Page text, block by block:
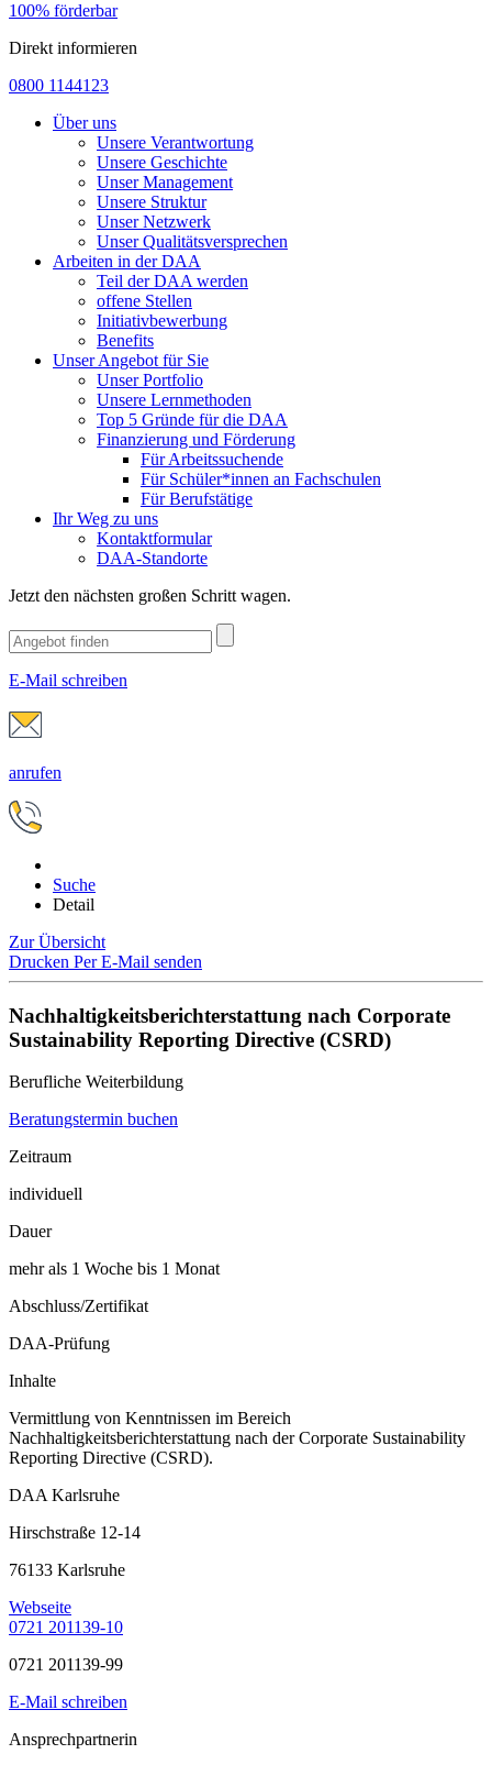
100% förderbar
Direkt informieren
0800 1144123
Über uns
Unsere Verantwortung
Unsere Geschichte
Unser Management
Unsere Struktur
Unser Netzwerk
Unser Qualitätsversprechen
Arbeiten in der DAA
Teil der DAA werden
offene Stellen
Initiativbewerbung
Benefits
Unser Angebot für Sie
Unser Portfolio
Unsere Lernmethoden
Top 5 Gründe für die DAA
Finanzierung und Förderung
Für Arbeitssuchende
Für Schüler*innen an Fachschulen
Für Berufstätige
Ihr Weg zu uns
Kontaktformular
DAA-Standorte
Jetzt den nächsten großen Schritt wagen.
E-Mail schreiben
anrufen
Suche
Detail
Zur Übersicht
Drucken Per E-Mail senden
Nachhaltigkeitsberichterstattung nach Corporate
Sustainability Reporting Directive (CSRD)
Berufliche Weiterbildung
Beratungstermin buchen
Zeitraum
individuell
Dauer
mehr als 1 Woche bis 1 Monat
Abschluss/Zertifikat
DAA-Prüfung
Inhalte
Vermittlung von Kenntnissen im Bereich
Nachhaltigkeitsberichterstattung nach der Corporate Sustainability
Reporting Directive (CSRD).
DAA Karlsruhe
Hirschstraße 12-14
76133 Karlsruhe
Webseite
0721 201139-10
0721 201139-99
E-Mail schreiben
Ansprechpartnerin